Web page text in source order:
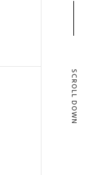
SCROLL DOWN